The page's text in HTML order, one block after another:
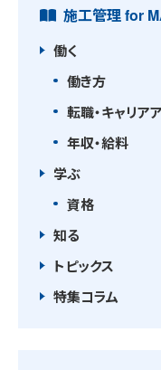
施工管理 for
働く
働き方
転職・キャリア
年収・給料
学ぶ
資格
知る
トピックス
特集コラム